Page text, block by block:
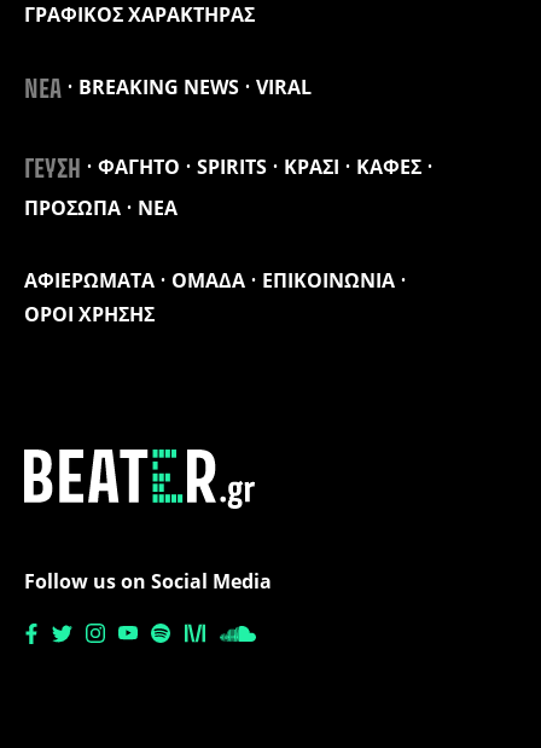
ΑΦΙΕΡΩΜΑΤΑ ΟΜΑΔΑ
ΕΠΙΚΟΙΝΩΝΙΑ
ΟΡΟΙ ΧΡΗΣΗΣ
ΓΡΑΦΙΚΟΣ ΧΑΡΑΚΤΗΡΑΣ
ΝΕΑ BREAKING NEWS VIRAL
ΓΕΥΣΗ ΦΑΓΗΤΟ SPIRITS ΚΡΑΣΙ
ΚΑΦΕΣ
ΠΡΟΣΩΠΑ
ΝΕΑ
Follow us on Social Media